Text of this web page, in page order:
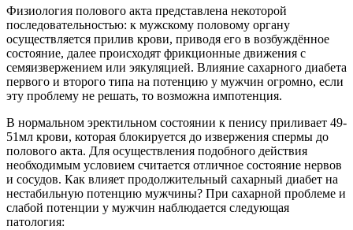
Физиология полового акта представлена некоторой
последовательностью: к мужскому половому органу
осуществляется прилив крови, приводя его в возбуждённое
состояние, далее происходят фрикционные движения с
семяизвержением или эякуляцией. Влияние сахарного диабета
первого и второго типа на потенцию у мужчин огромно, если
эту проблему не решать, то возможна импотенция.
В нормальном эректильном состоянии к пенису приливает 49-
51мл крови, которая блокируется до извержения спермы до
полового акта. Для осуществления подобного действия
необходимым условием считается отличное состояние нервов
и сосудов. Как влияет продолжительный сахарный диабет на
нестабильную потенцию мужчины? При сахарной проблеме и
слабой потенции у мужчин наблюдается следующая
патология: